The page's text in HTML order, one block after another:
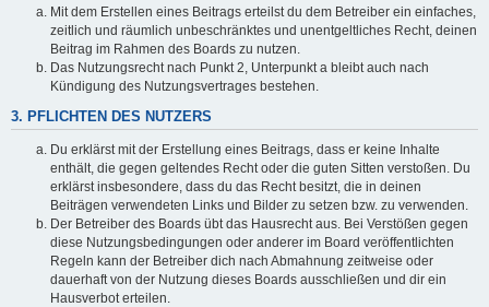
Mit dem Erstellen eines Beitrags erteilst du dem Betreiber ein einfaches,
zeitlich und räumlich unbeschränktes und unentgeltliches Recht, deinen
Beitrag im Rahmen des Boards zu nutzen.
Das Nutzungsrecht nach Punkt 2, Unterpunkt a bleibt auch nach
Kündigung des Nutzungsvertrages bestehen.
3. PFLICHTEN DES NUTZERS
Du erklärst mit der Erstellung eines Beitrags, dass er keine Inhalte
enthält, die gegen geltendes Recht oder die guten Sitten verstoßen. Du
erklärst insbesondere, dass du das Recht besitzt, die in deinen
Beiträgen verwendeten Links und Bilder zu setzen bzw. zu verwenden.
Der Betreiber des Boards übt das Hausrecht aus. Bei Verstößen gegen
diese Nutzungsbedingungen oder anderer im Board veröffentlichten
Regeln kann der Betreiber dich nach Abmahnung zeitweise oder
dauerhaft von der Nutzung dieses Boards ausschließen und dir ein
Hausverbot erteilen.